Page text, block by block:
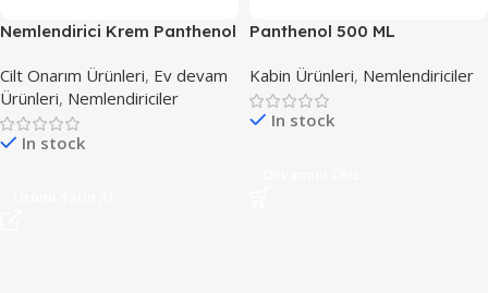
Nemlendirici Krem Panthenol
Cilt Onarım Ürünleri, Ev devam
Ürünleri, Nemlendiriciler
In stock
Panthenol 500 ML
Kabin Ürünleri, Nemlendiriciler
In stock